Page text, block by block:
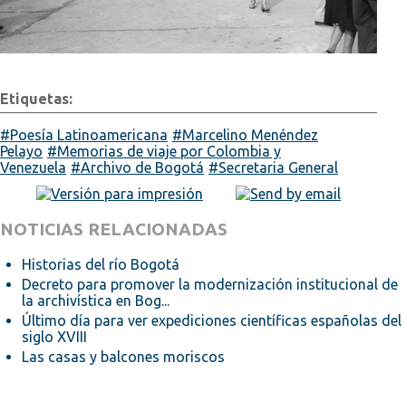
Etiquetas:
Poesía Latinoamericana
Marcelino Menéndez
Pelayo
Memorias de viaje por Colombia y
Venezuela
Archivo de Bogotá Secretaria General
NOTICIAS RELACIONADAS
Historias del río Bogotá
Decreto para promover la modernización institucional de
la archivística en Bog...
Último día para ver expediciones científicas españolas del
siglo XVIII
Las casas y balcones moriscos